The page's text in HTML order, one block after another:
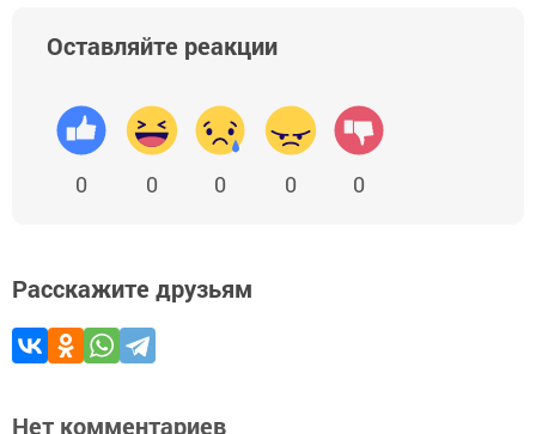
Оставляйте реакции
0 0 0 0 0
Расскажите друзьям
Нет комментариев